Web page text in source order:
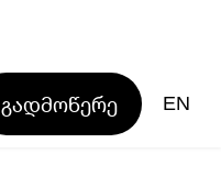
გადმოწერე EN